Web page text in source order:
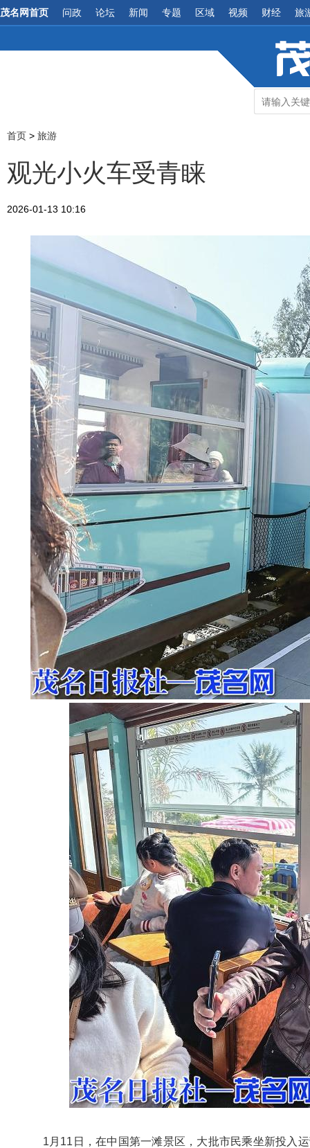
茂名网首页 问政 论坛 新闻 专题 区域 视频 财经 旅
首页 > 旅游
观光小火车受青睐
2026-01-13 10:16
1月11日，在中国第一滩景区，大批市民乘坐新投入